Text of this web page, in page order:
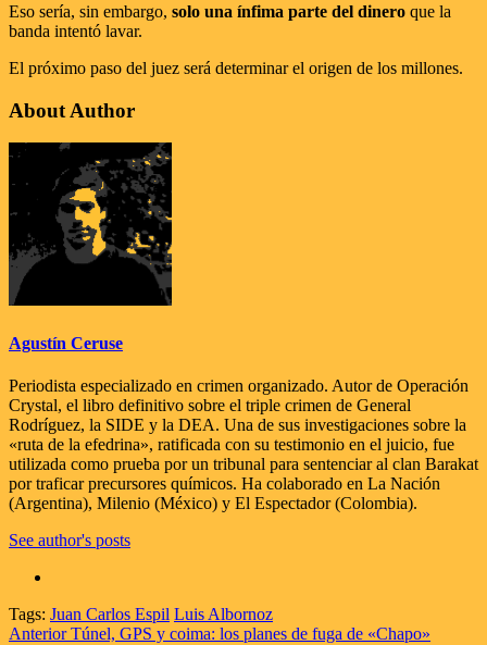
Eso sería, sin embargo, solo una ínfima parte del dinero que la
banda intentó lavar.
El próximo paso del juez será determinar el origen de los millones.
About Author
Agustín Ceruse
Periodista especializado en crimen organizado. Autor de Operación
Crystal, el libro definitivo sobre el triple crimen de General
Rodríguez, la SIDE y la DEA. Una de sus investigaciones sobre la
«ruta de la efedrina», ratificada con su testimonio en el juicio, fue
utilizada como prueba por un tribunal para sentenciar al clan Barakat
por traficar precursores químicos. Ha colaborado en La Nación
(Argentina), Milenio (México) y El Espectador (Colombia).
See author's posts
Tags: Juan Carlos Espil Luis Albornoz
Navegación
AnteriorTúnel, GPS y coima: los planes de fuga de «Chapo»